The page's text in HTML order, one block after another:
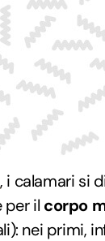
, i calamari si
per il corpo
nei primi,